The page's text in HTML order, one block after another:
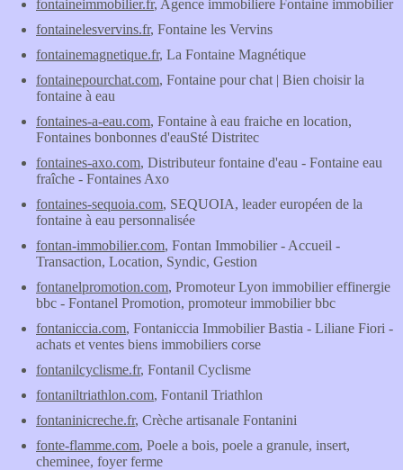
fontaineimmobilier.fr, Agence immobiliere Fontaine immobilier
fontainelesvervins.fr, Fontaine les Vervins
fontainemagnetique.fr, La Fontaine Magnétique
fontainepourchat.com, Fontaine pour chat | Bien choisir la
fontaine à eau
fontaines-a-eau.com, Fontaine à eau fraiche en location,
Fontaines bonbonnes d'eauSté Distritec
fontaines-axo.com, Distributeur fontaine d'eau - Fontaine eau
fraîche - Fontaines Axo
fontaines-sequoia.com, SEQUOIA, leader européen de la
fontaine à eau personnalisée
fontan-immobilier.com, Fontan Immobilier - Accueil -
Transaction, Location, Syndic, Gestion
fontanelpromotion.com, Promoteur Lyon immobilier effinergie
bbc - Fontanel Promotion, promoteur immobilier bbc
fontaniccia.com, Fontaniccia Immobilier Bastia - Liliane Fiori -
achats et ventes biens immobiliers corse
fontanilcyclisme.fr, Fontanil Cyclisme
fontaniltriathlon.com, Fontanil Triathlon
fontaninicreche.fr, Crèche artisanale Fontanini
fonte-flamme.com, Poele a bois, poele a granule, insert,
cheminee, foyer ferme